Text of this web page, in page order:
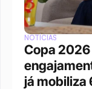
NOTÍCIAS
Copa
já mobiliza